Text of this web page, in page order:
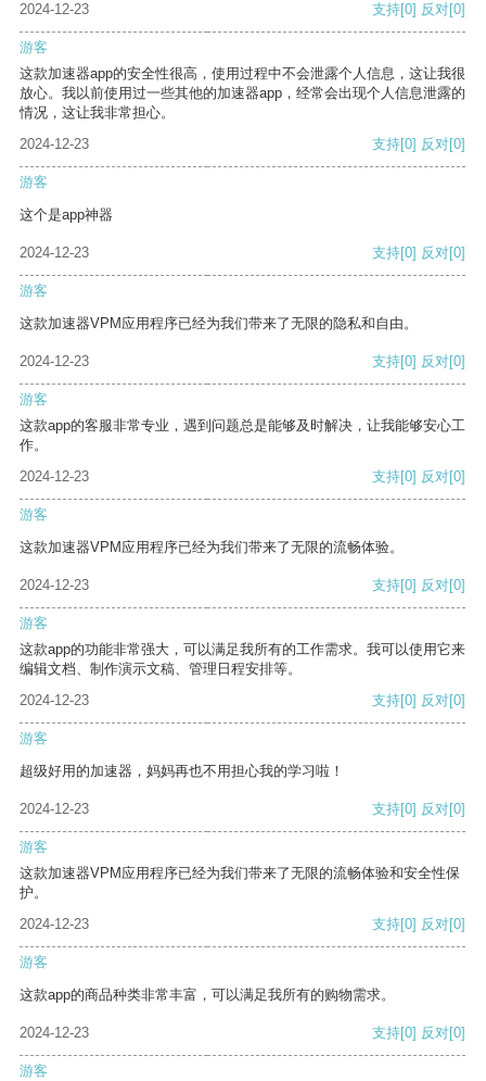
2024-12-23 支持[0] 反对[0]
游客
这款加速器app的安全性很高，使用过程中不会泄露个人信息，这让我很
放心。我以前使用过一些其他的加速器app，经常会出现个人信息泄露的
情况，这让我非常担心。
2024-12-23
支持[0] 反对[0]
游客
这个是app神器
2024-12-23 支持[0] 反对[0]
游客
这款加速器VPM应用程序已经为我们带来了无限的隐私和自由。
2024-12-23 支持[0] 反对[0]
游客
这款app的客服非常专业，遇到问题总是能够及时解决，让我能够安心工
作。
2024-12-23
支持[0] 反对[0]
游客
这款加速器VPM应用程序已经为我们带来了无限的流畅体验。
2024-12-23 支持[0] 反对[0]
游客
这款app的功能非常强大，可以满足我所有的工作需求。我可以使用它来
编辑文档、制作演示文稿、管理日程安排等。
2024-12-23
支持[0] 反对[0]
游客
超级好用的加速器，妈妈再也不用担心我的学习啦！
2024-12-23 支持[0] 反对[0]
游客
这款加速器VPM应用程序已经为我们带来了无限的流畅体验和安全性保
护。
2024-12-23
支持[0] 反对[0]
游客
这款app的商品种类非常丰富，可以满足我所有的购物需求。
2024-12-23 支持[0] 反对[0]
游客